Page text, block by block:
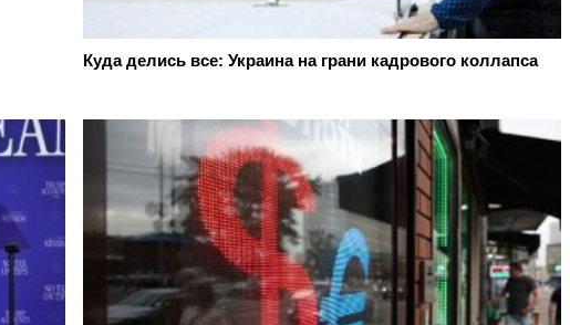
Куда делись все: Украина на грани кадрового коллапса